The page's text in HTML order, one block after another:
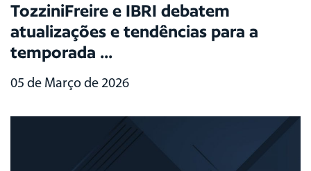
TozziniFreire e IBRI debatem
atualizações e tendências para a
temporada ...
05 de Março de 2026